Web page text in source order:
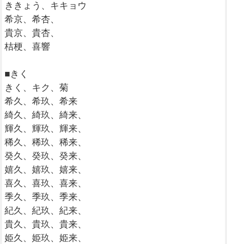
ききょう、キキョウ
希京、希杏、
貴京、貴杏、
桔梗、喜響
■きく
きく、キク、菊
希久、希玖、希来
綺久、綺玖、綺来、
輝久、輝玖、輝来、
稀久、稀玖、稀来、
癸久、癸玖、癸来、
嬉久、嬉玖、嬉来、
喜久、喜玖、喜来、
季久、季玖、季来、
紀久、紀玖、紀来、
貴久、貴玖、貴来、
姫久、姫玖、姫来、